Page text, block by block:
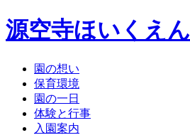
源空寺ほいくえん
園の想い
保育環境
園の一日
体験と行事
入園案内